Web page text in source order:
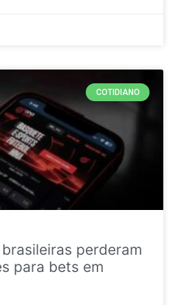
COTIDIANO
perderam
para bets em